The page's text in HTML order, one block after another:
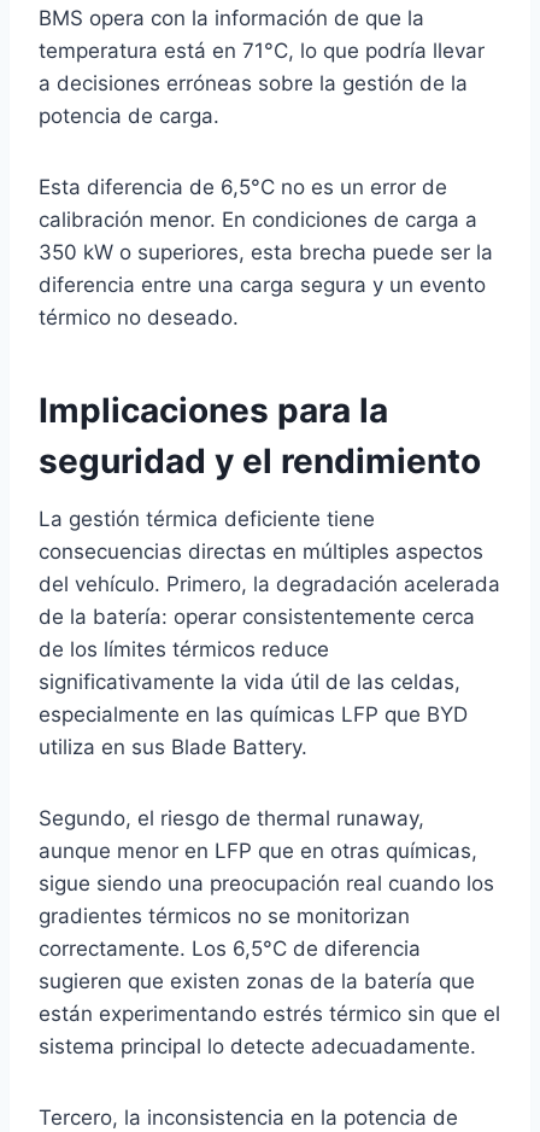
BMS opera con la información de que la
temperatura está en 71°C, lo que podría llevar
a decisiones erróneas sobre la gestión de la
potencia de carga.
Esta diferencia de 6,5°C no es un error de
calibración menor. En condiciones de carga a
350 kW o superiores, esta brecha puede ser la
diferencia entre una carga segura y un evento
térmico no deseado.
Implicaciones para la
seguridad y el rendimiento
La gestión térmica deficiente tiene
consecuencias directas en múltiples aspectos
del vehículo. Primero, la degradación acelerada
de la batería: operar consistentemente cerca
de los límites térmicos reduce
significativamente la vida útil de las celdas,
especialmente en las químicas LFP que BYD
utiliza en sus Blade Battery.
Segundo, el riesgo de thermal runaway,
aunque menor en LFP que en otras químicas,
sigue siendo una preocupación real cuando los
gradientes térmicos no se monitorizan
correctamente. Los 6,5°C de diferencia
sugieren que existen zonas de la batería que
están experimentando estrés térmico sin que el
sistema principal lo detecte adecuadamente.
Tercero, la inconsistencia en la potencia de